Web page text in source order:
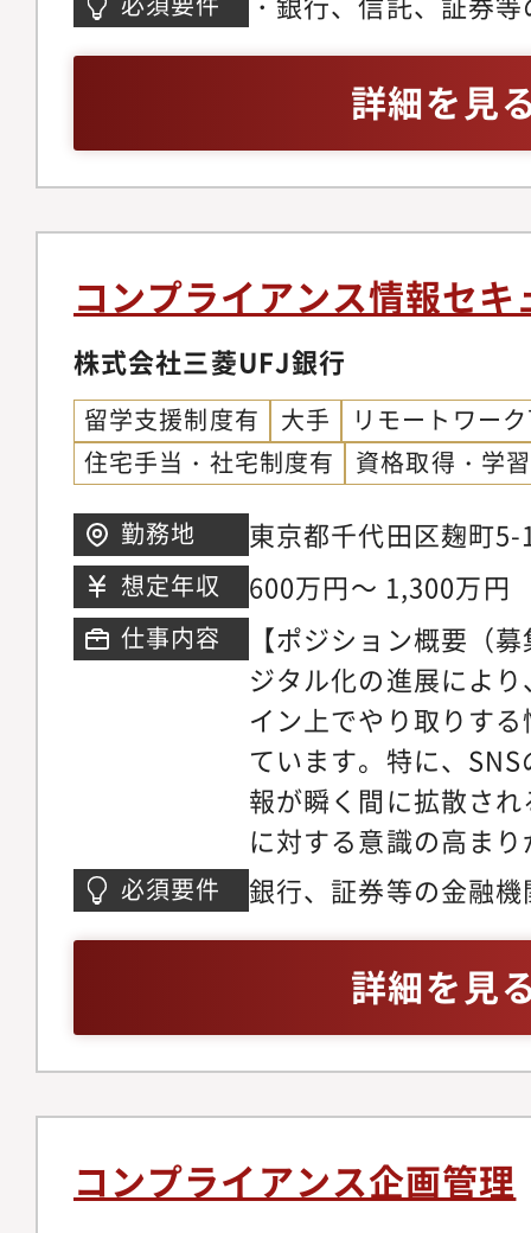
化させる事が出来る
ジションの魅力】・
ジションで、銀行の
点を養成コンダクト
ナンス課題であり、
レポーティングも多
わる仕事ができます
上げる際には、その
ロント部署と共に態
幅広い経営視点を養
ン、香港など海外拠
ローバルなキャリア
スクは国際的にも注
制動向やグローバル
く、国際的なキャリ
す。具体的には、海
当者と連携し、本部
主導します。現地で
り、本部担当者とし
こともできます。グ
会があります。・「
リアパスの幅を大き
務を俯瞰し、業務を
ク評価するスキルや
コントロールの設計
けることができます
新たな体制整備が急
枠組みの導入やシス
ALM、企画等）を3年
詳細を見
コンプライアンス情報セ
株式会社三菱UFJ銀行
留学支援制度有 大手
リモートワー
住宅手当・社宅制度有
資格取得・学
勤務地
東京都千代田区麹町
ワー
想定年収 600万円～ 1,300万円
仕事内容
【ポジション概要（
ジタル化の進展によ
イン上でやり取りす
ています。特に、
報が瞬く間に拡散さ
に対する意識の高ま
やシステム不備によ
きなリスクとなって
でも情報セキュリテ
が進められ、例えば
く管理・制限するこ
動きも出てきていま
ティ管理では、こう
けでなく、ビジネス
必須要件
銀行、証券等の金融
情報セキュリティ管
グ経験のうち、情報
等への対応・社内の
続整備、照会対応、
ど）・社内DX化に伴
詳細を見
コンプライアンス企画管理